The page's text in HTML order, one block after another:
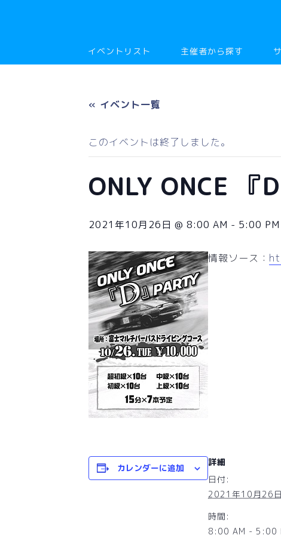
イベントリスト 主催者から探す
« イベント一覧
このイベントは終了しました。
ONLY ONCE 『
2021年10月26日 @ 8:00 AM - 5:00 PM
情報ソース：
カレンダーに追加
詳細
日付:
2021年10月26日
時間:
8:00 AM - 5:00